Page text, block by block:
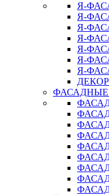
Я-
Я-
Я-
Я-
Я-
Я-
Я-